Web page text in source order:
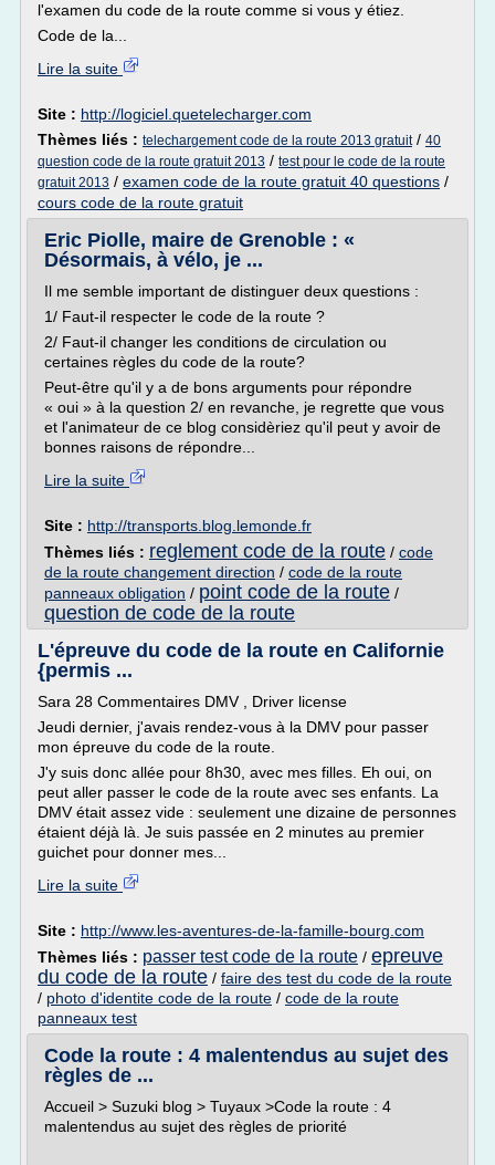
l'examen du code de la route comme si vous y étiez.
Code de la...
Lire la suite
Site : http://logiciel.quetelecharger.com
Thèmes liés : telechargement code de la route 2013 gratuit/ 40
question code de la route gratuit 2013 / test pour le code de la route
gratuit 2013 / examen code de la route gratuit 40 questions /
cours code de la route gratuit
Eric Piolle, maire de Grenoble : «
Désormais, à vélo, je ...
Il me semble important de distinguer deux questions :
1/ Faut-il respecter le code de la route ?
2/ Faut-il changer les conditions de circulation ou
certaines règles du code de la route?
Peut-être qu'il y a de bons arguments pour répondre
« oui » à la question 2/ en revanche, je regrette que vous
et l'animateur de ce blog considèriez qu'il peut y avoir de
bonnes raisons de répondre...
Lire la suite
Site : http://transports.blog.lemonde.fr
Thèmes liés : reglement code de la route / code
de la route changement direction / code de la route
panneaux obligation / point code de la route /
question de code de la route
L'épreuve du code de la route en Californie
{permis ...
Sara 28 Commentaires DMV , Driver license
Jeudi dernier, j'avais rendez-vous à la DMV pour passer
mon épreuve du code de la route.
J'y suis donc allée pour 8h30, avec mes filles. Eh oui, on
peut aller passer le code de la route avec ses enfants. La
DMV était assez vide : seulement une dizaine de personnes
étaient déjà là. Je suis passée en 2 minutes au premier
guichet pour donner mes...
Lire la suite
Site : http://www.les-aventures-de-la-famille-bourg.com
Thèmes liés : passer test code de la route / epreuve
du code de la route / faire des test du code de la route
/ photo d'identite code de la route / code de la route
panneaux test
Code la route : 4 malentendus au sujet des
règles de ...
Accueil > Suzuki blog > Tuyaux >Code la route : 4
malentendus au sujet des règles de priorité